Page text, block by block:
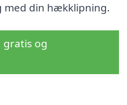
med din hækklipning.
og